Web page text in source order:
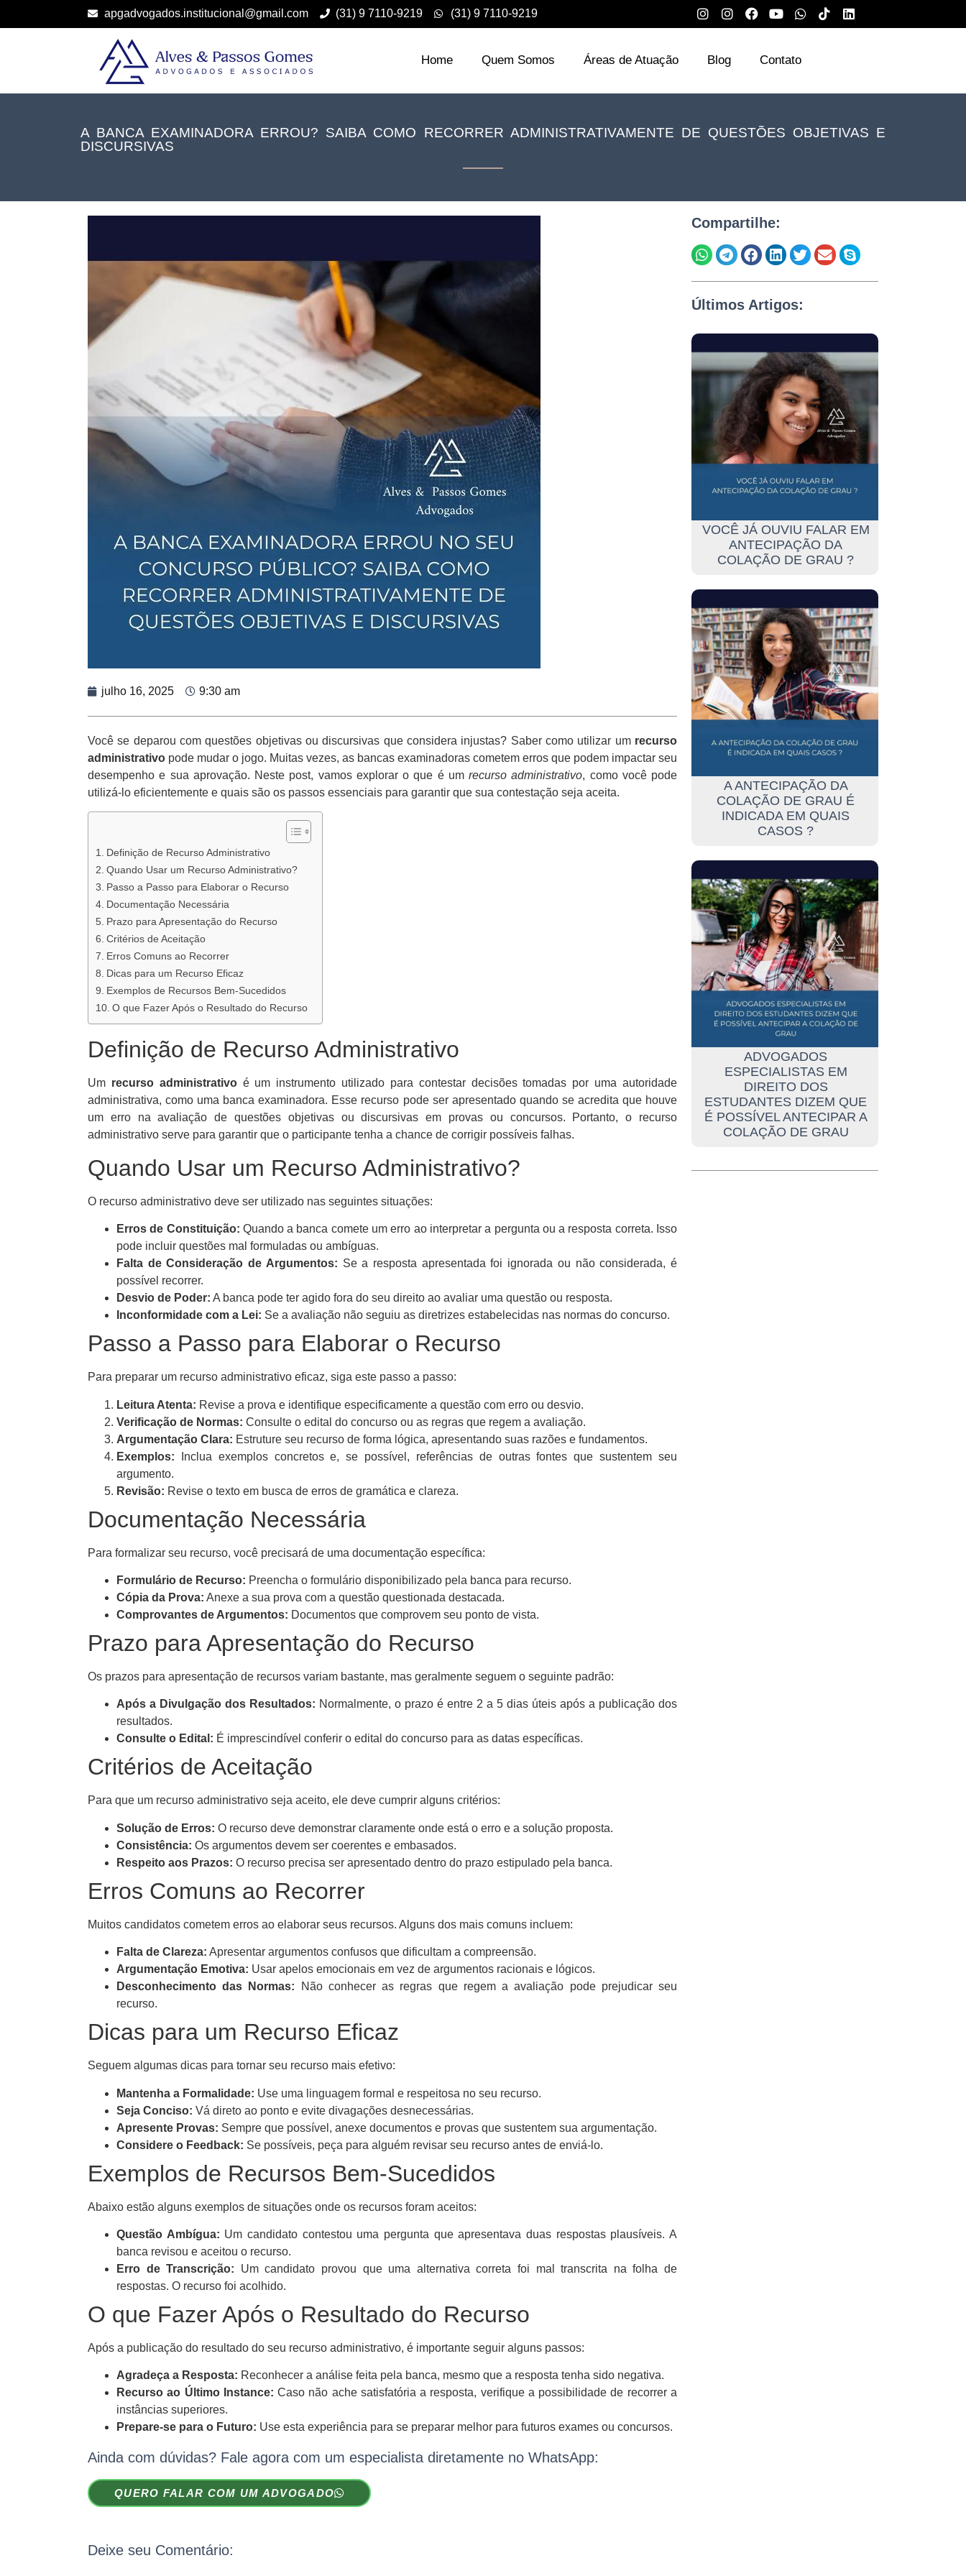
apgadvogados.institucional@gmail.com (31) 9 7110-9219 (31) 9 7110-9219
Home Quem Somos Áreas de Atuação Blog Contato
A BANCA EXAMINADORA ERROU? SAIBA COMO RECORRER ADMINISTRATIVAMENTE DE QUESTÕES OBJETIVAS E
DISCURSIVAS
julho 16, 2025 9:30 am
Você se deparou com questões objetivas ou discursivas que considera injustas? Saber como utilizar um recurso
administrativo pode mudar o jogo. Muitas vezes, as bancas examinadoras cometem erros que podem impactar seu
desempenho e sua aprovação. Neste post, vamos explorar o que é um recurso administrativo, como você pode
utilizá-lo eficientemente e quais são os passos essenciais para garantir que sua contestação seja aceita.
Definição de Recurso Administrativo
Quando Usar um Recurso Administrativo?
Passo a Passo para Elaborar o Recurso
Documentação Necessária
Prazo para Apresentação do Recurso
Critérios de Aceitação
Erros Comuns ao Recorrer
Dicas para um Recurso Eficaz
Exemplos de Recursos Bem-Sucedidos
O que Fazer Após o Resultado do Recurso
Definição de Recurso Administrativo
Um recurso administrativoé um instrumento utilizado para contestar decisões tomadas por uma autoridade
administrativa, como uma banca examinadora. Esse recurso pode ser apresentado quando se acredita que houve
um erro na avaliação de questões objetivas ou discursivas em provas ou concursos. Portanto, o recurso
administrativo serve para garantir que o participante tenha a chance de corrigir possíveis falhas.
Quando Usar um Recurso Administrativo?
O recurso administrativo deve ser utilizado nas seguintes situações:
Erros de Constituição: Quando a banca comete um erro ao interpretar a pergunta ou a resposta correta. Isso
pode incluir questões mal formuladas ou ambíguas.
Falta de Consideração de Argumentos: Se a resposta apresentada foi ignorada ou não considerada, é
possível recorrer.
Desvio de Poder: A banca pode ter agido fora do seu direito ao avaliar uma questão ou resposta.
Inconformidade com a Lei: Se a avaliação não seguiu as diretrizes estabelecidas nas normas do concurso.
Passo a Passo para Elaborar o Recurso
Para preparar um recurso administrativo eficaz, siga este passo a passo:
Leitura Atenta: Revise a prova e identifique especificamente a questão com erro ou desvio.
Verificação de Normas: Consulte o edital do concurso ou as regras que regem a avaliação.
Argumentação Clara: Estruture seu recurso de forma lógica, apresentando suas razões e fundamentos.
Exemplos: Inclua exemplos concretos e, se possível, referências de outras fontes que sustentem seu
argumento.
Revisão: Revise o texto em busca de erros de gramática e clareza.
Documentação Necessária
Para formalizar seu recurso, você precisará de uma documentação específica:
Formulário de Recurso: Preencha o formulário disponibilizado pela banca para recurso.
Cópia da Prova: Anexe a sua prova com a questão questionada destacada.
Comprovantes de Argumentos: Documentos que comprovem seu ponto de vista.
Prazo para Apresentação do Recurso
Os prazos para apresentação de recursos variam bastante, mas geralmente seguem o seguinte padrão:
Após a Divulgação dos Resultados: Normalmente, o prazo é entre 2 a 5 dias úteis após a publicação dos
resultados.
Consulte o Edital: É imprescindível conferir o edital do concurso para as datas específicas.
Critérios de Aceitação
Para que um recurso administrativo seja aceito, ele deve cumprir alguns critérios:
Solução de Erros: O recurso deve demonstrar claramente onde está o erro e a solução proposta.
Consistência: Os argumentos devem ser coerentes e embasados.
Respeito aos Prazos: O recurso precisa ser apresentado dentro do prazo estipulado pela banca.
Erros Comuns ao Recorrer
Muitos candidatos cometem erros ao elaborar seus recursos. Alguns dos mais comuns incluem:
Falta de Clareza: Apresentar argumentos confusos que dificultam a compreensão.
Argumentação Emotiva: Usar apelos emocionais em vez de argumentos racionais e lógicos.
Desconhecimento das Normas: Não conhecer as regras que regem a avaliação pode prejudicar seu
recurso.
Dicas para um Recurso Eficaz
Seguem algumas dicas para tornar seu recurso mais efetivo:
Mantenha a Formalidade: Use uma linguagem formal e respeitosa no seu recurso.
Seja Conciso: Vá direto ao ponto e evite divagações desnecessárias.
Apresente Provas: Sempre que possível, anexe documentos e provas que sustentem sua argumentação.
Considere o Feedback: Se possíveis, peça para alguém revisar seu recurso antes de enviá-lo.
Exemplos de Recursos Bem-Sucedidos
Abaixo estão alguns exemplos de situações onde os recursos foram aceitos:
Questão Ambígua: Um candidato contestou uma pergunta que apresentava duas respostas plausíveis. A
banca revisou e aceitou o recurso.
Erro de Transcrição: Um candidato provou que uma alternativa correta foi mal transcrita na folha de
respostas. O recurso foi acolhido.
O que Fazer Após o Resultado do Recurso
Após a publicação do resultado do seu recurso administrativo, é importante seguir alguns passos:
Agradeça a Resposta: Reconhecer a análise feita pela banca, mesmo que a resposta tenha sido negativa.
Recurso ao Último Instance: Caso não ache satisfatória a resposta, verifique a possibilidade de recorrer a
instâncias superiores.
Prepare-se para o Futuro: Use esta experiência para se preparar melhor para futuros exames ou concursos.
Ainda com dúvidas? Fale agora com um especialista diretamente no WhatsApp:
QUERO FALAR COM UM ADVOGADO
Deixe seu Comentário:
Compartilhe:
Últimos Artigos:
VOCÊ JÁ OUVIU FALAR EM
ANTECIPAÇÃO DA
COLAÇÃO DE GRAU ?
A ANTECIPAÇÃO DA
COLAÇÃO DE GRAU É
INDICADA EM QUAIS
CASOS ?
ADVOGADOS
ESPECIALISTAS EM
DIREITO DOS
ESTUDANTES DIZEM QUE
É POSSÍVEL ANTECIPAR A
COLAÇÃO DE GRAU